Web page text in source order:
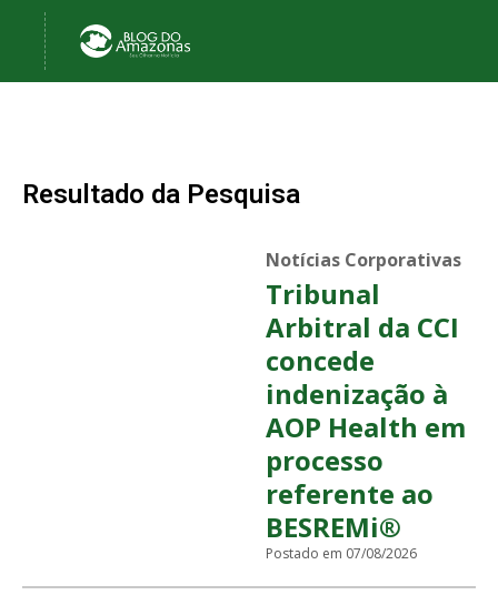
Resultado da Pesquisa
Notícias Corporativas
Tribunal
Arbitral da CCI
concede
indenização à
AOP Health em
processo
referente ao
BESREMi®
Postado em 07/08/2026